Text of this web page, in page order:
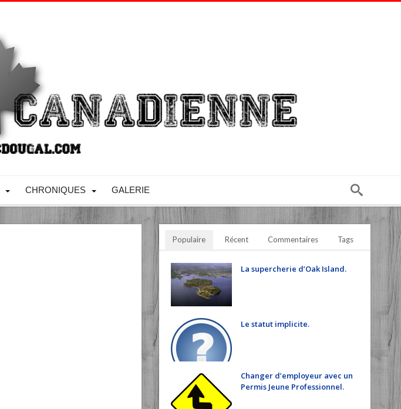
CHRONIQUES GALERIE
Populaire Récent Commentaires Tags
La supercherie d’Oak Island.
Le statut implicite.
Changer d’employeur avec un
Permis Jeune Professionnel.